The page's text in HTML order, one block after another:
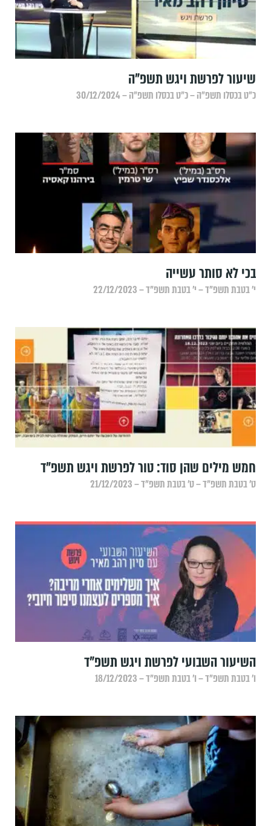
שיעור לפרשת ויגש תשפ"ה
כ״ט בכסלו תשפ״ה – כ״ט בכסלו תשפ״ה – 30/12/2024
בכי לא סותר עשייה
י׳ בטבת תשפ״ד – י׳ בטבת תשפ״ד – 22/12/2023
חמש מילים שהן סוד: טור לפרשת ויגש תשפ"ד
ט׳ בטבת תשפ״ד – ט׳ בטבת תשפ״ד – 21/12/2023
השיעור השבועי לפרשת ויגש תשפ"ד
ו׳ בטבת תשפ״ד – ו׳ בטבת תשפ״ד – 18/12/2023